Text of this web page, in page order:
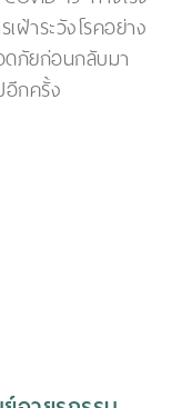
ฝ้าระวังโรคอย่าง
ดภัยก่อนกลับมา
กครั้ง